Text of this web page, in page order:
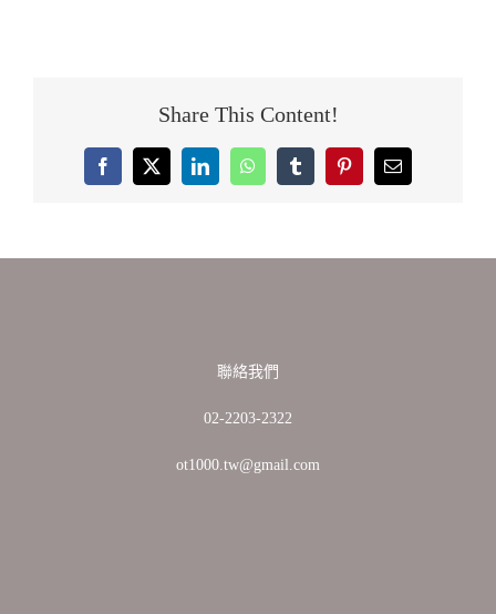
Share This Content!
Facebook
X LinkedInWhatsAppTumblrPinterestEmail:
聯絡我們
02-2203-2322
ot1000.tw@gmail.com